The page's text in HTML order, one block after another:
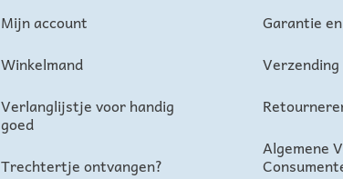
Mijn account
Winkelmand
Verlanglijstje voor handig
goed
Trechtertje ontvangen?
Garantie
Verzending
Algemene